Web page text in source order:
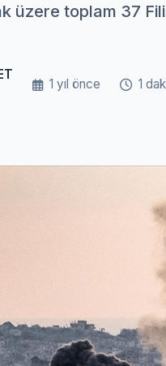
üzere toplam 37
1 yıl önce 1